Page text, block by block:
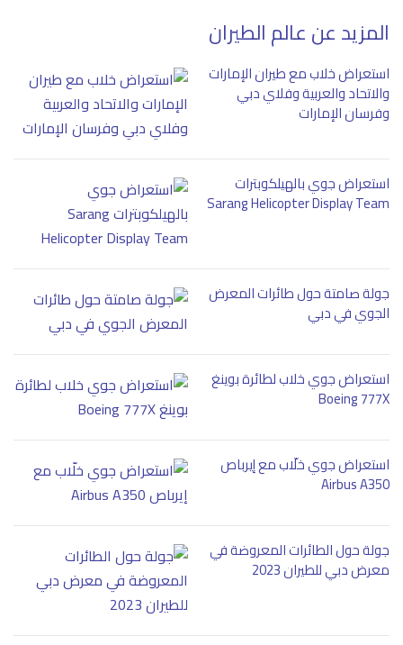
المزيد عن عالم الطيران
استعراض خلاب مع طيران الإمارات
والاتحاد والعربية وفلاي دبي
وفرسان الإمارات
استعراض جوي بالهيلكوبترات
Sarang Helicopter Display Team
جولة صامتة حول طائرات المعرض
الجوي في دبي
استعراض جوي خلاب لطائرة بوينغ
Boeing 777X
استعراض جوي خلّاب مع إيرباص
Airbus A350
جولة حول الطائرات المعروضة في
معرض دبي للطيران 2023